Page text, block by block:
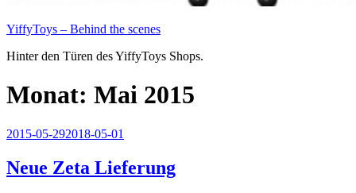
YiffyToys – Behind the scenes
Hinter den Türen des YiffyToys Shops.
Monat: Mai 2015
Veröffentlicht
2015-05-292018-05-01
Neue Zeta Lieferung